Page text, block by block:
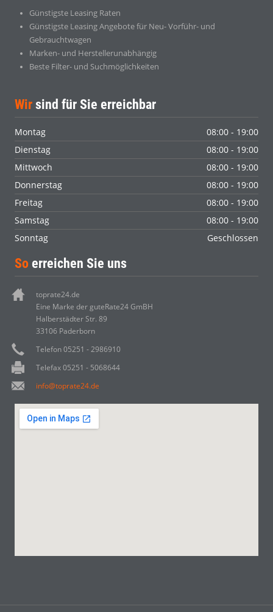
Günstigste Leasing Raten
Günstigste Leasing Angebote für Neu- Vorführ- und
Gebrauchtwagen
Marken- und Herstellerunabhängig
Beste Filter- und Suchmöglichkeiten
Wir sind für Sie erreichbar
Montag
08:00 - 19:00
Dienstag
08:00 - 19:00
Mittwoch
08:00 - 19:00
Donnerstag
08:00 - 19:00
Freitag
08:00 - 19:00
Samstag
08:00 - 19:00
Sonntag
Geschlossen
So erreichen Sie uns
toprate24.de
Eine Marke der guteRate24 GmBH
Halberstädter Str. 89
33106 Paderborn
Telefon 05251 - 2986910
Telefax 05251 - 5068644
info@toprate24.de